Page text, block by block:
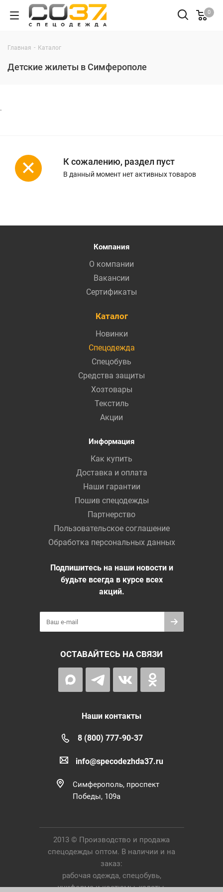
0
Главная - Каталог
Детские жилеты в Симферополе
.
К сожалению, раздел пуст
В данный момент нет активных товаров
Компания
О компании
Вакансии
Сертификаты
Каталог
Новинки
Спецодежда
Спецобувь
Средства защиты
Хозтовары
Текстиль
Акции
Информация
Как купить
Доставка и оплата
Наши гарантии
Пошив спецодежды
Партнерство
Пользовательское соглашение
Обработка персональных данных
Подпишитесь на наши новости и
будьте всегда в курсе всех
акций.
ОСТАВАЙТЕСЬ НА СВЯЗИ
Наши контакты
8 (800) 777-90-37
info@specodezhda37.ru
Симферополь, проспект
Победы, 109а
2013 © Производство и продажа
спецодежды оптом. В наличии и на
заказ:
рабочая одежда, спецобувь,
униформа и костюмы, халаты,